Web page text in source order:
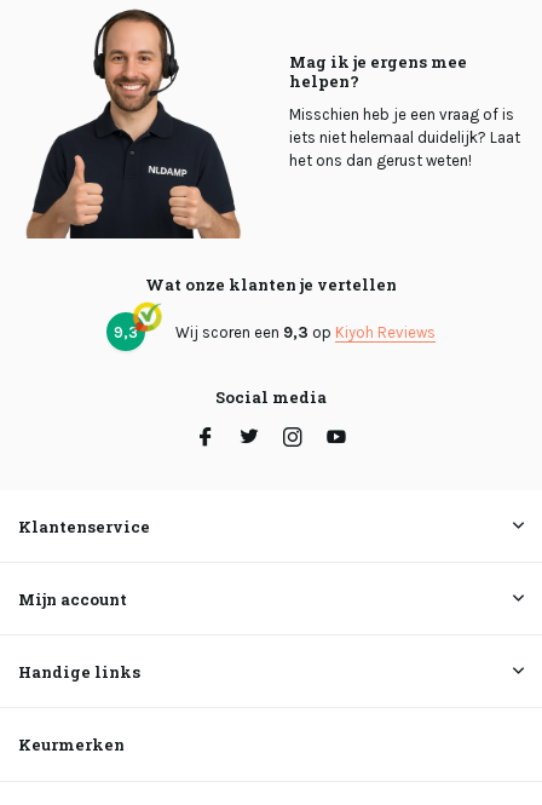
Mag ik je ergens mee
helpen?
Misschien heb je een vraag of is
iets niet helemaal duidelijk? Laat
het ons dan gerust weten!
Wat onze klanten je vertellen
9,3 Wij scoren een 9,3 op Kiyoh Reviews
Social media
Klantenservice
Mijn account
Handige links
Keurmerken